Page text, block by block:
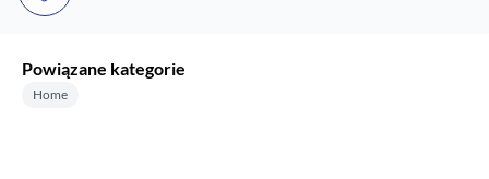
Powiązane kategorie
Home